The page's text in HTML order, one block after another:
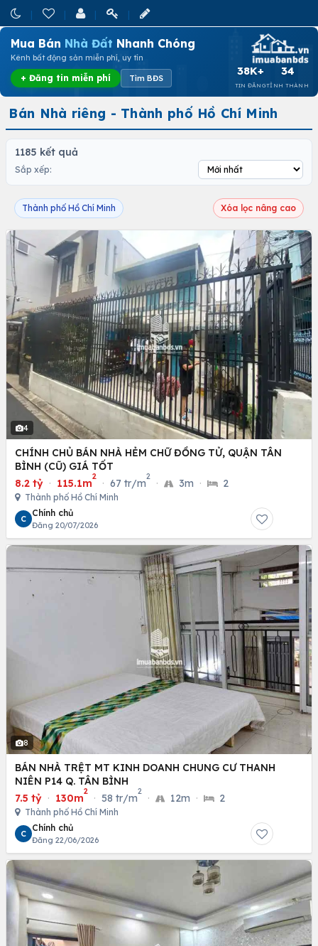
Mua Bán Nhà Đất Nhanh Chóng
Kênh bất động sản miễn phí, uy tín
+ Đăng tin miễn phí Tìm BĐS
38K+
TIN ĐĂNG
34
TỈNH THÀNH
Bán Nhà riêng - Thành phố Hồ Chí Minh
1185 kết quả
Sắp xếp:
Thành phố Hồ Chí Minh Xóa lọc nâng cao
4
CHÍNH CHỦ BÁN NHÀ HẺM CHỮ ĐỒNG TỬ, QUẬN TÂN
BÌNH (CŨ) GIÁ TỐT
8.2 tỷ · 115.1m
2
· 67 tr/m
2
· 3m · 2
Thành phố Hồ Chí Minh
C
Chính chủ
Đăng 20/07/2026
8
BÁN NHÀ TRỆT MT KINH DOANH CHUNG CƯ THANH
NIÊN P14 Q. TÂN BÌNH
7.5 tỷ · 130m
2
· 58 tr/m
2
· 12m · 2
Thành phố Hồ Chí Minh
C
Chính chủ
Đăng 22/06/2026